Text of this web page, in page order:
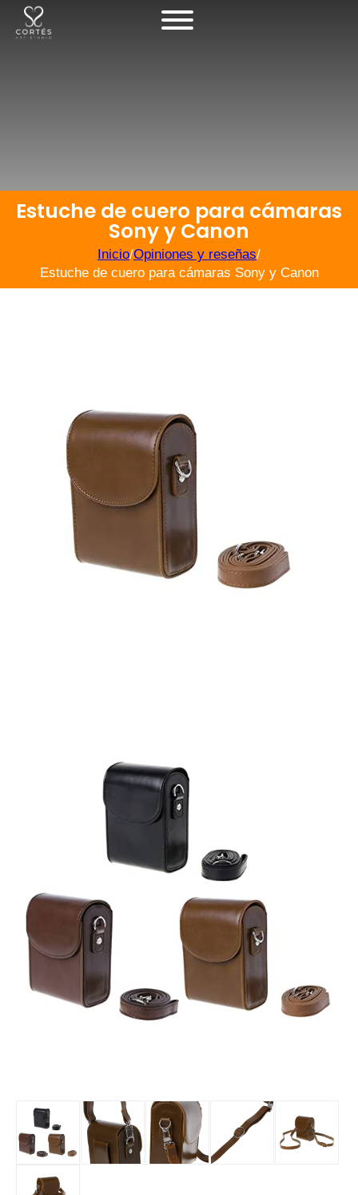
Estuche de cuero para cámaras
Sony y Canon
Inicio/Opiniones y reseñas/
Estuche de cuero para cámaras Sony y Canon